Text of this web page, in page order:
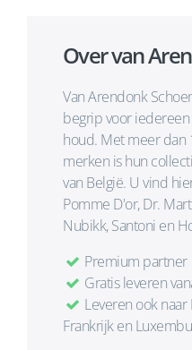
Over van
Van Arendonk
begrip voor
houd. Met meer dan
merken is hun
van België. U vind
Pomme D'or, Dr.
Nubikk, Santoni en
Premium partner
Gratis leveren
Leveren ook
Frankrijk en